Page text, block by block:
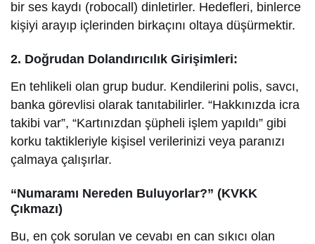
bir ses kaydı (robocall) dinletirler. Hedefleri, binlerce
kişiyi arayıp içlerinden birkaçını oltaya düşürmektir.
2. Doğrudan Dolandırıcılık Girişimleri:
En tehlikeli olan grup budur. Kendilerini polis, savcı,
banka görevlisi olarak tanıtabilirler. “Hakkınızda icra
takibi var”, “Kartınızdan şüpheli işlem yapıldı” gibi
korku taktikleriyle kişisel verilerinizi veya paranızı
çalmaya çalışırlar.
“Numaramı Nereden Buluyorlar?” (KVKK
Çıkmazı)
Bu, en çok sorulan ve cevabı en can sıkıcı olan